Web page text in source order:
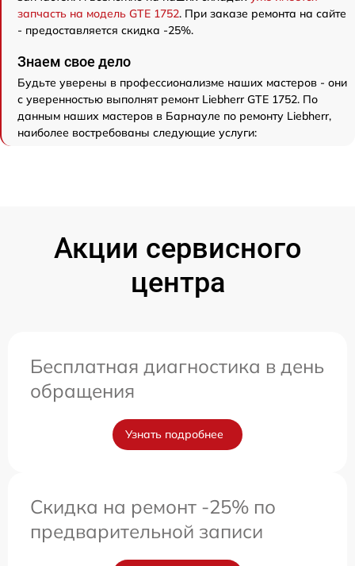
запчасть на модель GTE 1752. При заказе ремонта на сайте
- предоставляется скидка -25%.
Знаем свое дело
Будьте уверены в профессионализме наших мастеров - они
с уверенностью выполнят ремонт Liebherr GTE 1752. По
данным наших мастеров в Барнауле по ремонту Liebherr,
наиболее востребованы следующие услуги:
Акции сервисного
центра
Бесплатная диагностика в день
обращения
Узнать подробнее
Скидка на ремонт -25% по
предварительной записи